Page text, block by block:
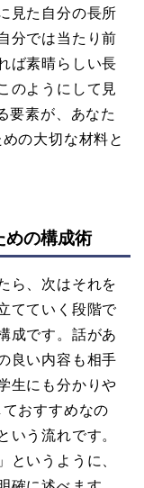
見た自分の長所
分では当たり前
ば素晴らしい長
のようにして見
要素が、あなた
の大切な材料と
めの構成術
ら、次はそれを
てていく段階で
成です。話があ
良い内容も相手
生にも分かりや
おすすめなの
う流れです。
というように、